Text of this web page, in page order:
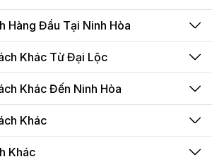
Hàng Đầu Tại Ninh Hòa
Khác Từ Đại Lộc
Khác Đến Ninh Hòa
Khác
Khác